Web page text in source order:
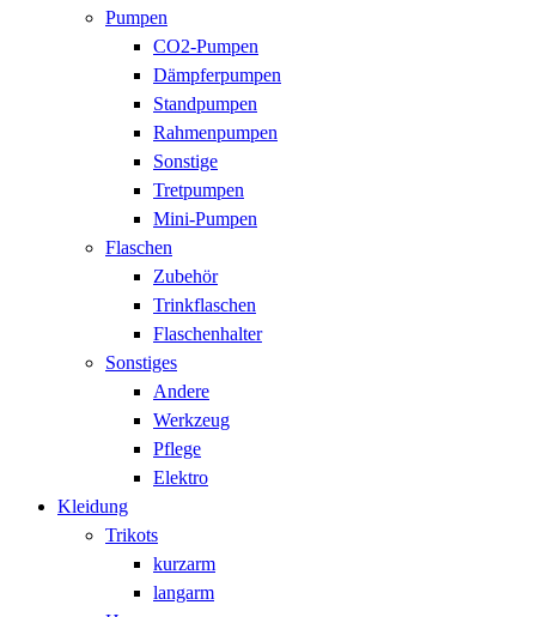
Pumpen
CO2-Pumpen
Dämpferpumpen
Standpumpen
Rahmenpumpen
Sonstige
Tretpumpen
Mini-Pumpen
Flaschen
Zubehör
Trinkflaschen
Flaschenhalter
Sonstiges
Andere
Werkzeug
Pflege
Elektro
Kleidung
Trikots
kurzarm
langarm